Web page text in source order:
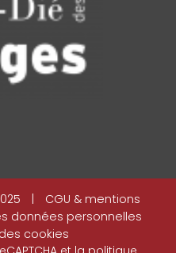
CGU & mentions
données personnelles
cookies